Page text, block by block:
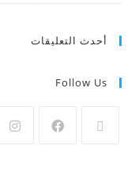
أحدث التعليقات
Follow Us